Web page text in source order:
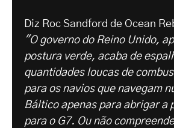
Diz Roc Sandford de Ocean
"O governo do Reino Unido,
postura verde, acaba de
quantidades loucas de
para os navios que navegam
Báltico apenas para abrigar a
para o G7. Ou não